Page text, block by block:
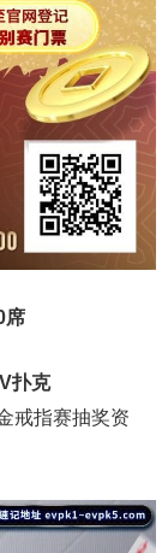
席
扑克
戒指赛抽奖资